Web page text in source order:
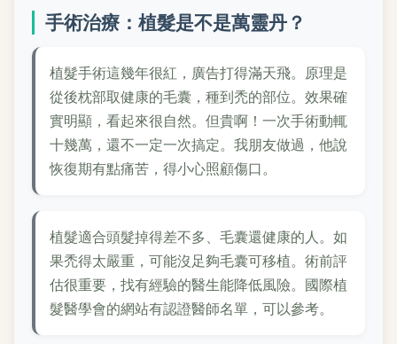
手術治療：植髮是不是萬靈丹？
植髮手術這幾年很紅，廣告打得滿天飛。原理是
從後枕部取健康的毛囊，種到禿的部位。效果確
實明顯，看起來很自然。但貴啊！一次手術動輒
十幾萬，還不一定一次搞定。我朋友做過，他說
恢復期有點痛苦，得小心照顧傷口。
植髮適合頭髮掉得差不多、毛囊還健康的人。如
果禿得太嚴重，可能沒足夠毛囊可移植。術前評
估很重要，找有經驗的醫生能降低風險。國際植
髮醫學會的網站有認證醫師名單，可以參考。